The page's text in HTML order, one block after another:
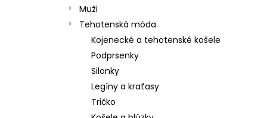
Muži
Tehotenská móda
Kojenecké a tehotenské košele
Podprsenky
Silonky
Legíny a kraťasy
Tričko